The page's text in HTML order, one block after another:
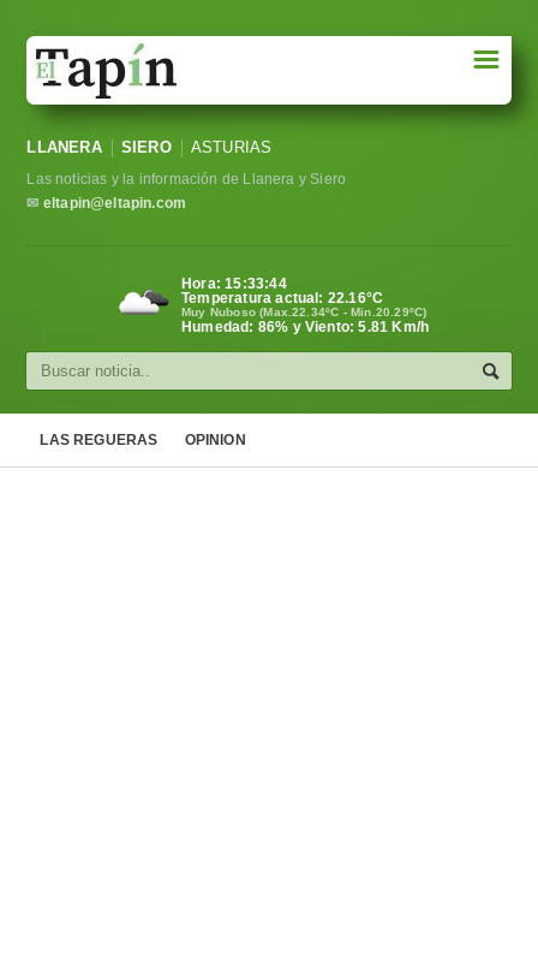
Sociedad
Política
Cultura
☰
LLANERA SIERO ASTURIAS
Las noticias y la información de Llanera y Siero
✉ eltapin@eltapin.com
Hora:15:33:45
Temperatura actual: 22.16°C
Muy Nuboso (Max.22.34ºC - Min.20.29ºC)
Humedad: 86% y Viento: 5.81 Km/h
LAS REGUERAS OPINION